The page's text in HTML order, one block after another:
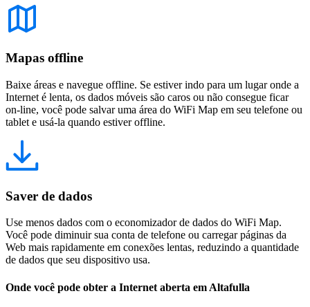
Mapas offline
Baixe áreas e navegue offline. Se estiver indo para um lugar onde a
Internet é lenta, os dados móveis são caros ou não consegue ficar
on-line, você pode salvar uma área do WiFi Map em seu telefone ou
tablet e usá-la quando estiver offline.
Saver de dados
Use menos dados com o economizador de dados do WiFi Map.
Você pode diminuir sua conta de telefone ou carregar páginas da
Web mais rapidamente em conexões lentas, reduzindo a quantidade
de dados que seu dispositivo usa.
Onde você pode obter a Internet aberta em Altafulla